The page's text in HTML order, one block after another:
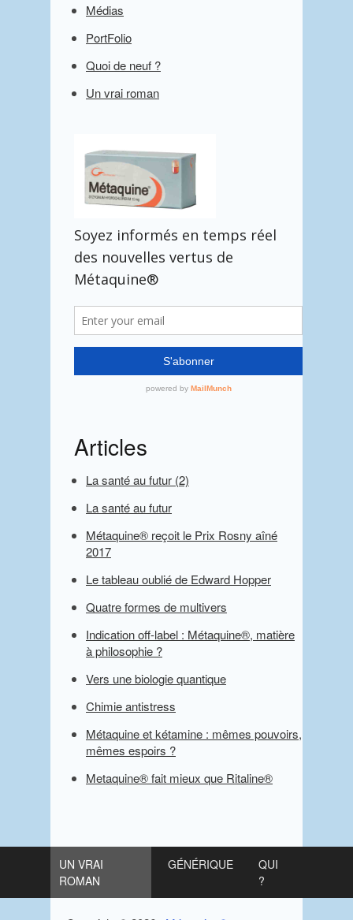
Médias
PortFolio
Quoi de neuf ?
Un vrai roman
Articles
La santé au futur (2)
La santé au futur
Métaquine® reçoit le Prix Rosny aîné
2017
Le tableau oublié de Edward Hopper
Quatre formes de multivers
Indication off-label : Métaquine®, matière
à philosophie ?
Vers une biologie quantique
Chimie antistress
Métaquine et kétamine : mêmes pouvoirs,
mêmes espoirs ?
Metaquine® fait mieux que Ritaline®
UN VRAI
ROMAN
GÉNÉRIQUE
QUI
?